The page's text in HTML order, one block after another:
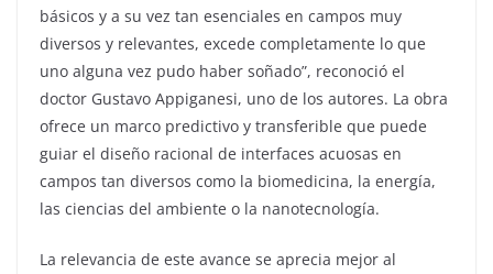
básicos y a su vez tan esenciales en campos muy
diversos y relevantes, excede completamente lo que
uno alguna vez pudo haber soñado”, reconoció el
doctor Gustavo Appiganesi, uno de los autores. La obra
ofrece un marco predictivo y transferible que puede
guiar el diseño racional de interfaces acuosas en
campos tan diversos como la biomedicina, la energía,
las ciencias del ambiente o la nanotecnología.
La relevancia de este avance se aprecia mejor al